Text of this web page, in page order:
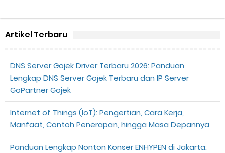
Artikel Terbaru
DNS Server Gojek Driver Terbaru 2026: Panduan
Lengkap DNS Server Gojek Terbaru dan IP Server
GoPartner Gojek
Internet of Things (IoT): Pengertian, Cara Kerja,
Manfaat, Contoh Penerapan, hingga Masa Depannya
Panduan Lengkap Nonton Konser ENHYPEN di Jakarta: